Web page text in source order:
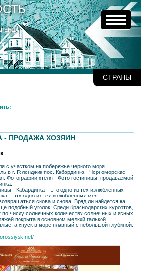
СТРАНЫ
- ПРОДАЖА ХОЗЯИН
с участком на побережье черного моря.
в г. Геленджик пос. Кабардинка - Черноморские
Фотографии отеля - Фото гостиницы, продаваемой
- Кабардинка – это одно из тех излюбленных
– это одно из тех излюбленных мест
снова и снова. Вряд ли найдется на
подобный уголок. Среди Краснодарских курортов,
по числу солнечных количеству солнечных и ясных
покрыта в основном мелкой галькой.
а спуск в море плавный с небольшой глубиной.